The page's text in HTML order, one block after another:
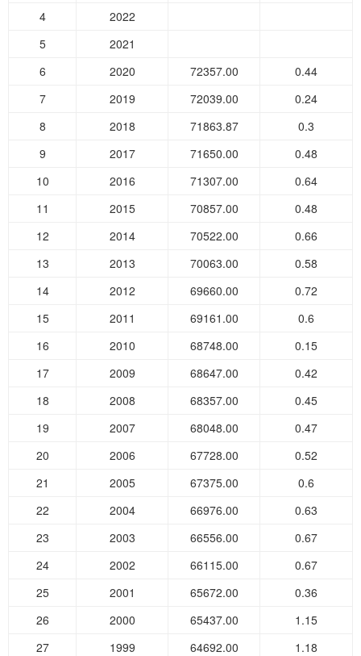
4
2022
5
2021
6
2020 72357.00
0.44
7
2019 72039.00
0.24
8
2018 71863.87
0.3
9
2017 71650.00
0.48
10
2016 71307.00
0.64
11
2015 70857.00
0.48
12
2014 70522.00
0.66
13
2013 70063.00
0.58
14
2012 69660.00
0.72
15
2011 69161.00
0.6
16
2010 68748.00
0.15
17
2009 68647.00
0.42
18
2008 68357.00
0.45
19
2007 68048.00
0.47
20
2006 67728.00
0.52
21
2005 67375.00
0.6
22
2004 66976.00
0.63
23
2003 66556.00
0.67
24
2002 66115.00
0.67
25
2001 65672.00
0.36
26
2000 65437.00
1.15
27
1999 64692.00
1.18